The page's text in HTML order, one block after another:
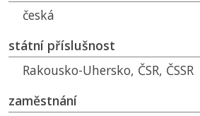
česká
státní příslušnost
Rakousko-Uhersko, ČSR, ČSSR
zaměstnání